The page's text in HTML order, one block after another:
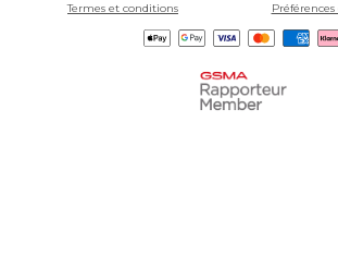
Termes et conditions